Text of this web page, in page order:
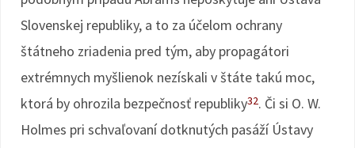
Slovenskej republiky, a to za účelom ochrany
štátneho zriadenia pred tým, aby propagátori
extrémnych myšlienok nezískali v štáte takú moc,
ktorá by ohrozila bezpečnosť republiky32. Či si O. W.
Holmes pri schvaľovaní dotknutých pasáží Ústavy